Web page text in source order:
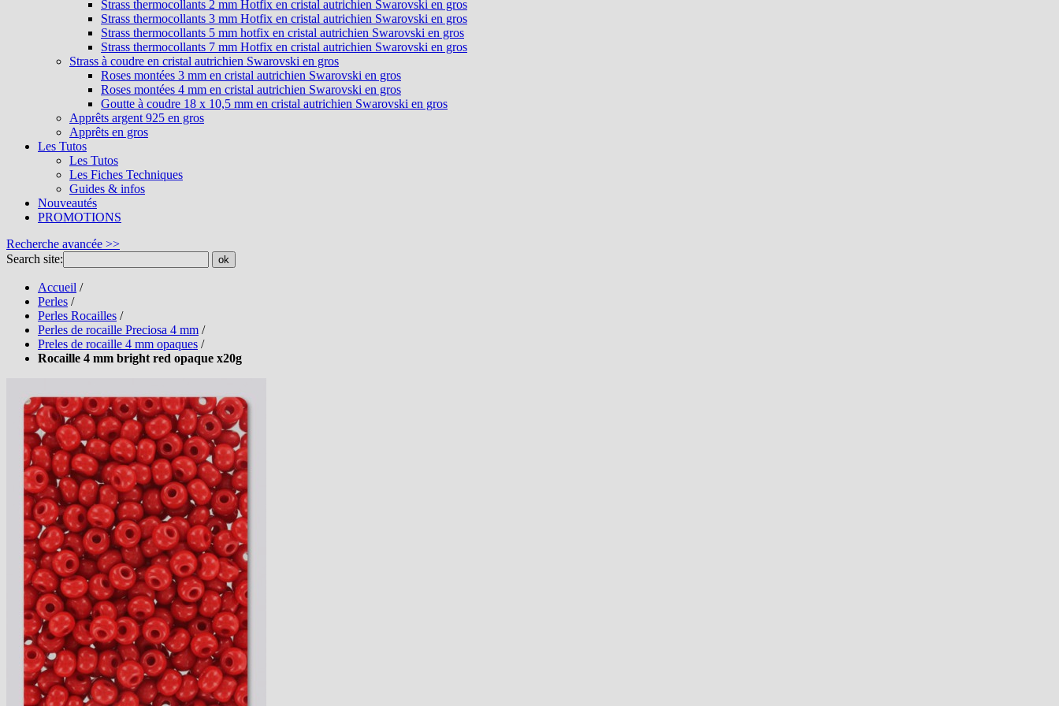
Strass thermocollants 2 mm Hotfix en cristal autrichien Swarovski en gros
Strass thermocollants 3 mm Hotfix en cristal autrichien Swarovski en gros
Strass thermocollants 5 mm hotfix en cristal autrichien Swarovski en gros
Strass thermocollants 7 mm Hotfix en cristal autrichien Swarovski en gros
Strass à coudre en cristal autrichien Swarovski en gros
Roses montées 3 mm en cristal autrichien Swarovski en gros
Roses montées 4 mm en cristal autrichien Swarovski en gros
Goutte à coudre 18 x 10,5 mm en cristal autrichien Swarovski en gros
Apprêts argent 925 en gros
Apprêts en gros
Les Tutos
Les Tutos
Les Fiches Techniques
Guides & infos
Nouveautés
PROMOTIONS
Recherche avancée >>
Search site:
ok
Accueil /
Perles /
Perles Rocailles /
Perles de rocaille Preciosa 4 mm /
Preles de rocaille 4 mm opaques /
Rocaille 4 mm bright red opaque x20g